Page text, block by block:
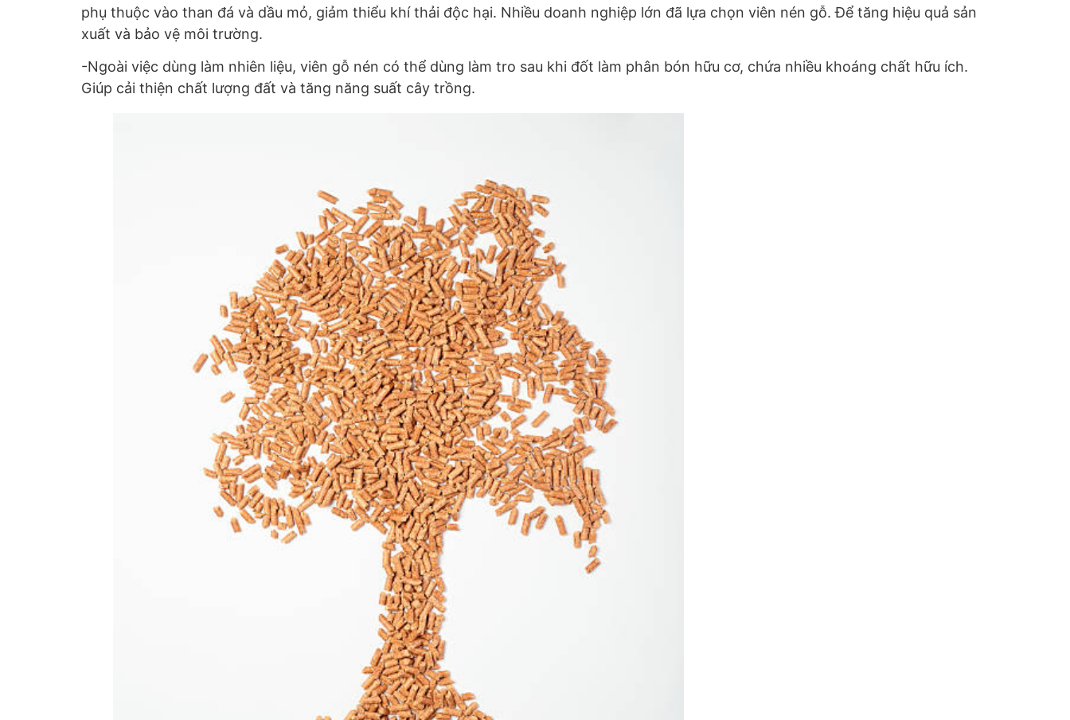
phụ thuộc vào than đá và dầu mỏ, giảm thiểu khí thải độc hại. Nhiều doanh nghiệp lớn đã lựa chọn viên nén gỗ. Để tăng hiệu quả sản
xuất và bảo vệ môi trường.
-Ngoài việc dùng làm nhiên liệu, viên gỗ nén có thể dùng làm tro sau khi đốt làm phân bón hữu cơ, chứa nhiều khoáng chất hữu ích.
Giúp cải thiện chất lượng đất và tăng năng suất cây trồng.